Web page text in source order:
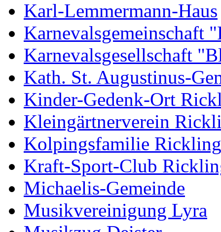
Karl-Lemmermann-Haus
Karnevalsgemeinschaft
Karnevalsgesellschaft
Kath. St. Augustinus-
Kinder-Gedenk-Ort
Kleingärtnerverein
Kolpingsfamilie
Kraft-Sport-Club
Michaelis-Gemeinde
Musikvereinigung Lyra